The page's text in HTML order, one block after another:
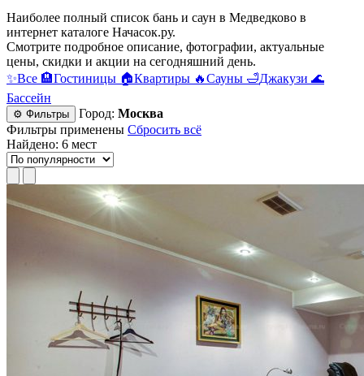
Наиболее полный список бань и саун в Медведково в
интернет каталоге Начасок.ру.
Смотрите подробное описание, фотографии, актуальные
цены, скидки и акции на сегодняшний день.
✨Все 🏨Гостиницы 🏠Квартиры 🔥Сауны 🛁Джакузи 🌊
Бассейн
⚙ Фильтры Город: Москва
Фильтры применены Сбросить всё
Найдено: 6 мест